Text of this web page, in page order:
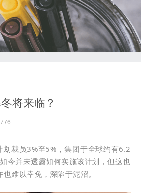
将来临？
裁员3%至5%，集团于全球约有6.2
今并未透露如何实施该计划，但这也
难以幸免，深陷于泥沼。